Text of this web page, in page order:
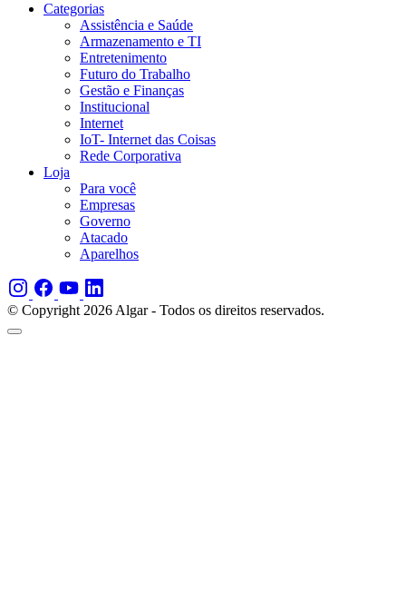
Categorias
Assistência e Saúde
Armazenamento e TI
Entretenimento
Futuro do Trabalho
Gestão e Finanças
Institucional
Internet
IoT- Internet das Coisas
Rede Corporativa
Loja
Para você
Empresas
Governo
Atacado
Aparelhos
© Copyright 2026 Algar - Todos os direitos reservados.